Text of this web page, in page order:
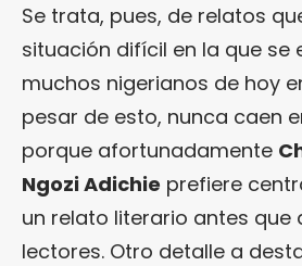
Se trata, pues, de relatos
situación difícil en la que se
muchos nigerianos de hoy
pesar de esto, nunca caen
porque afortunadamente
Ngozi Adichie prefiere
un relato literario antes que
lectores. Otro detalle a